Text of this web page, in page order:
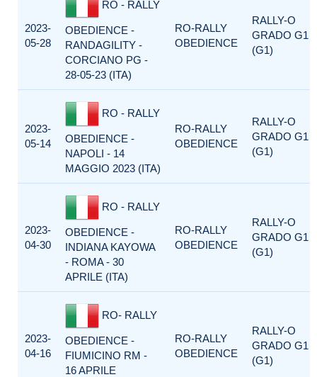
2023-
05-28
RO - RALLY
OBEDIENCE -
RANDAGILITY -
CORCIANO PG -
28-05-23 (ITA)
RO-RALLY
OBEDIENCE
RALLY-O
GRADO G1
(G1)
2023-
05-14
RO - RALLY
OBEDIENCE -
NAPOLI - 14
MAGGIO 2023 (ITA)
RO-RALLY
OBEDIENCE
RALLY-O
GRADO G1
(G1)
2023-
04-30
RO - RALLY
OBEDIENCE -
INDIANA KAYOWA
- ROMA - 30
APRILE (ITA)
RO-RALLY
OBEDIENCE
RALLY-O
GRADO G1
(G1)
2023-
04-16
RO- RALLY
OBEDIENCE -
FIUMICINO RM -
16 APRILE
RO-RALLY
OBEDIENCE
RALLY-O
GRADO G1
(G1)